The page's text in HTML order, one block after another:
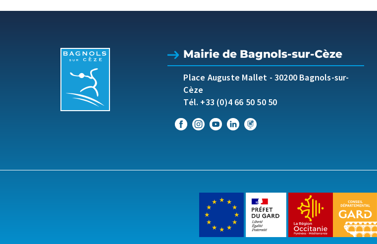
Mairie de Bagnols-sur-Cèze
Place Auguste Mallet - 30200 Bagnols-sur-
Cèze
Tél. +33 (0)4 66 50 50 50